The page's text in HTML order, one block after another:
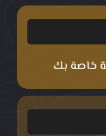
خاصة بك